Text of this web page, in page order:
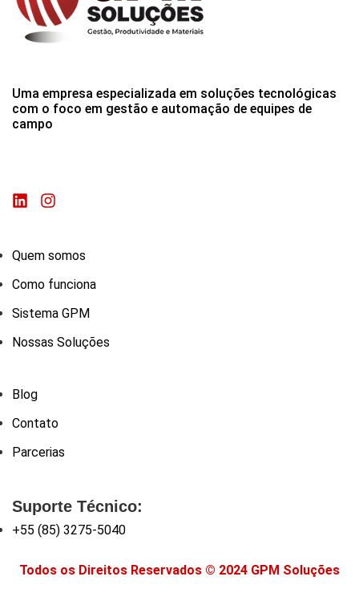
Uma empresa especializada em soluções tecnológicas
com o foco em gestão e automação de equipes de
campo
Quem somos
Como funciona
Sistema GPM
Nossas Soluções
Blog
Contato
Parcerias
Suporte Técnico:
+55 (85) 3275-5040
Todos os Direitos Reservados © 2024 GPM Soluções